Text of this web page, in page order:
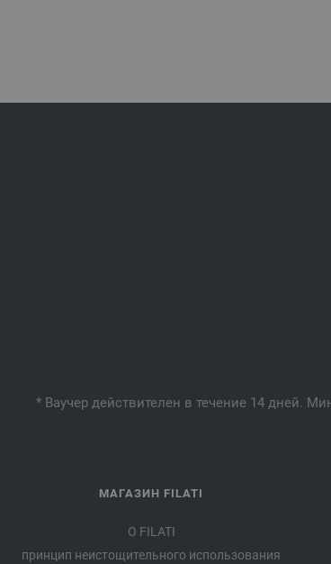
* Ваучер действителен в течение 14 дней.
МАГАЗИН FILATI
О FILATI
принцип неистощительного использования